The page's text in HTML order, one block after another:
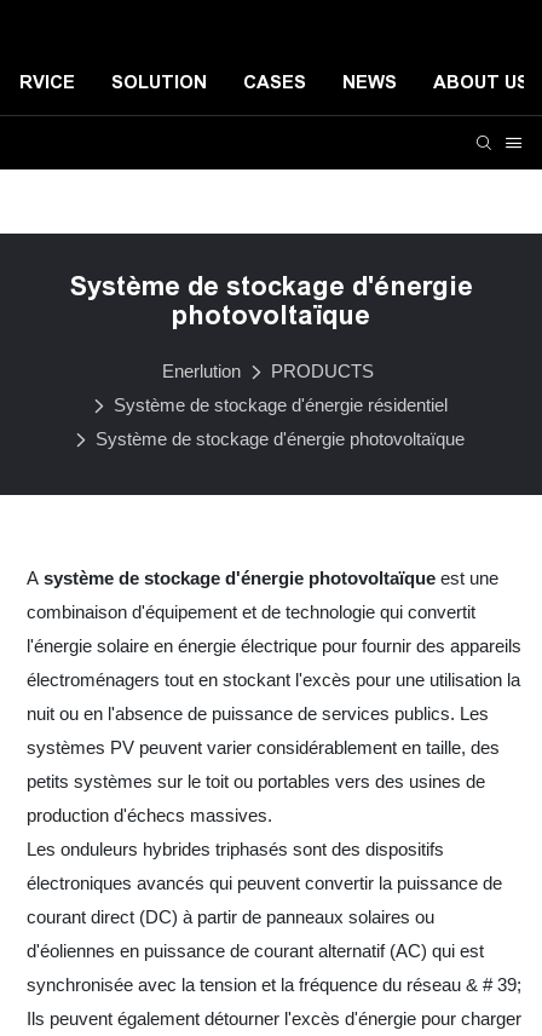
SOLUTION CASES NEWS ABOUT US
Système de stockage d'énergie
photovoltaïque
Enerlution
PRODUCTS
Système de stockage d'énergie résidentiel
Système de stockage d'énergie photovoltaïque
Asystème de stockage d'énergie photovoltaïque est une
combinaison d'équipement et de technologie qui convertit
l'énergie solaire en énergie électrique pour fournir des appareils
électroménagers tout en stockant l'excès pour une utilisation la
nuit ou en l'absence de puissance de services publics. Les
systèmes PV peuvent varier considérablement en taille, des
petits systèmes sur le toit ou portables vers des usines de
production d'échecs massives.
Les onduleurs hybrides triphasés sont des dispositifs
électroniques avancés qui peuvent convertir la puissance de
courant direct (DC) à partir de panneaux solaires ou
d'éoliennes en puissance de courant alternatif (AC) qui est
synchronisée avec la tension et la fréquence du réseau & # 39;
Ils peuvent également détourner l'excès d'énergie pour charger